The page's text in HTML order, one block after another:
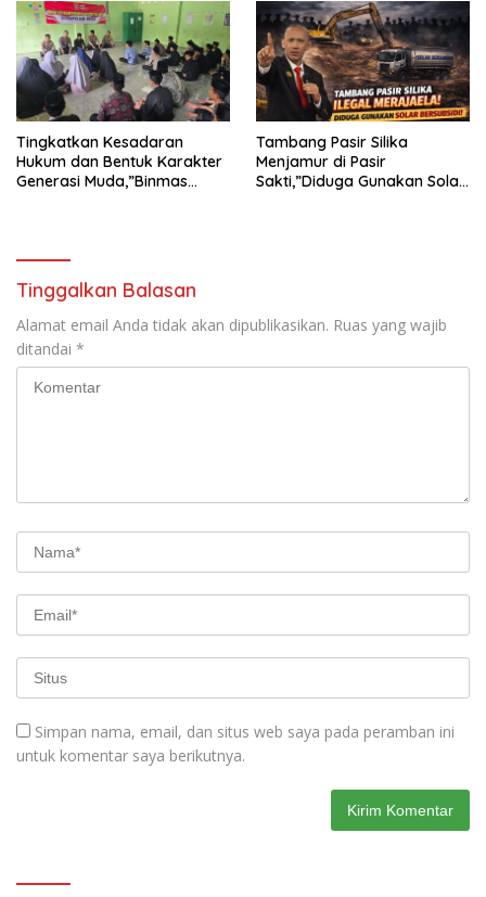
TERHADAP JURNALIS DI
PENGADILAN NEGERI
TANJUNG KARANG.
Tingkatkan Kesadaran
Hukum dan Bentuk Karakter
Generasi Muda,”Binmas
Tambang Pasir Silika
Menjamur di Pasir
Sakti,”Diduga Gunakan Solar
Tinggalkan Balasan
Alamat email Anda tidak akan dipublikasikan. Ruas yang wajib
ditandai *
Simpan nama, email, dan situs web saya pada peramban ini
untuk komentar saya berikutnya.